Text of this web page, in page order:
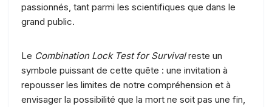
passionnés, tant parmi les scientifiques que dans le
grand public.
Le Combination Lock Test for Survivalreste un
symbole puissant de cette quête : une invitation à
repousser les limites de notre compréhension et à
envisager la possibilité que la mort ne soit pas une fin,